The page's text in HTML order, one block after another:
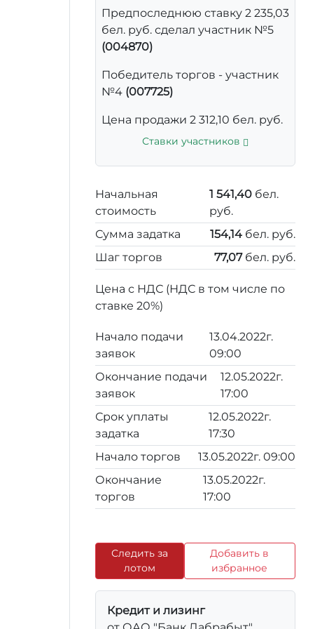
Предпоследнюю ставку 2 235,03
бел. руб. сделал участник №5
(004870)
Победитель торгов - участник
№4 (007725)
Цена продажи 2 312,10 бел. руб.
Ставки участников
Начальная
стоимость
1 541,40бел.
руб.
Сумма задатка
154,14 бел. руб.
Шаг торгов
77,07бел. руб.
Цена с НДС (НДС в том числе по
ставке 20%)
Начало подачи
заявок
13.04.2022г.
09:00
Окончание подачи
заявок
12.05.2022г.
17:00
Срок уплаты
задатка
12.05.2022г.
17:30
Начало торгов
13.05.2022г. 09:00
Окончание
торгов
13.05.2022г.
17:00
Следить за
лотом
Добавить в
избранное
Кредит и лизинг